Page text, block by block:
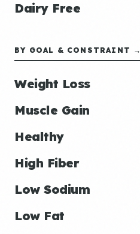
Dairy Free
BY GOAL & CONSTRAINT →
Weight Loss
Muscle Gain
Healthy
High Fiber
Low Sodium
Low Fat